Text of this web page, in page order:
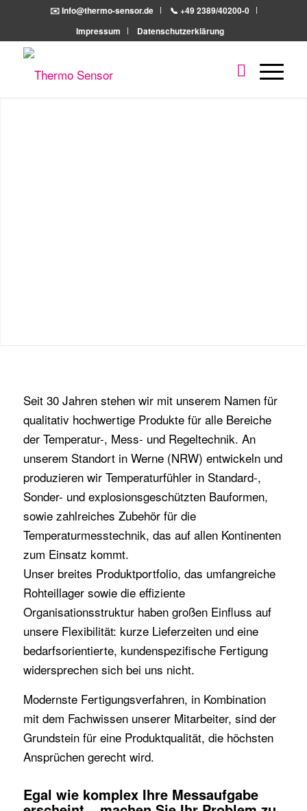
✉️ Info@thermo-sensor.de
📞 +49 2389/40200-0
Impressum
Datenschutzerklärung
Seit 30 Jahren stehen wir mit unserem Namen für
qualitativ hochwertige Produkte für alle Bereiche
der Temperatur-, Mess- und Regeltechnik. An
unserem Standort in Werne (NRW) entwickeln und
produzieren wir Temperaturfühler in Standard-,
Sonder- und explosionsgeschützten Bauformen,
sowie zahlreiches Zubehör für die
Temperaturmesstechnik, das auf allen Kontinenten
zum Einsatz kommt.
Unser breites Produktportfolio, das umfangreiche
Rohteillager sowie die effiziente
Organisationsstruktur haben großen Einfluss auf
unsere Flexibilität: kurze Lieferzeiten und eine
bedarfsorientierte, kundenspezifische Fertigung
widersprechen sich bei uns nicht.
Modernste Fertigungsverfahren, in Kombination
mit dem Fachwissen unserer Mitarbeiter, sind der
Grundstein für eine Produktqualität, die höchsten
Ansprüchen gerecht wird.
Egal wie komplex Ihre Messaufgabe